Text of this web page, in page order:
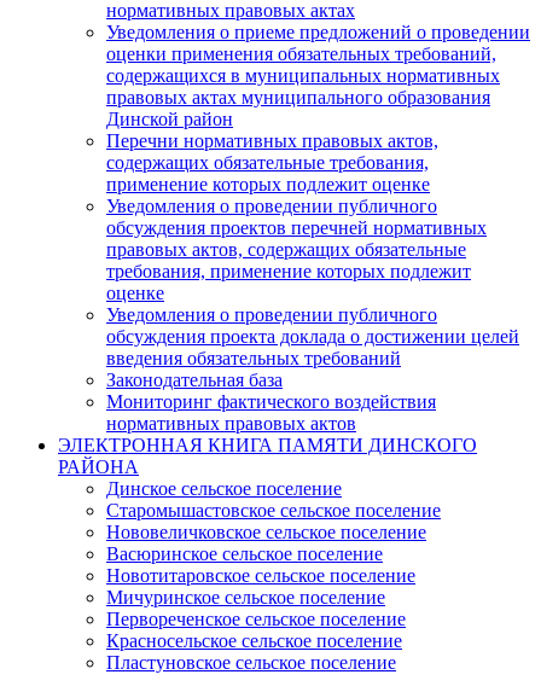
нормативных правовых актах
Уведомления о приеме предложений о проведении
оценки применения обязательных требований,
содержащихся в муниципальных нормативных
правовых актах муниципального образования
Динской район
Перечни нормативных правовых актов,
содержащих обязательные требования,
применение которых подлежит оценке
Уведомления о проведении публичного
обсуждения проектов перечней нормативных
правовых актов, содержащих обязательные
требования, применение которых подлежит
оценке
Уведомления о проведении публичного
обсуждения проекта доклада о достижении целей
введения обязательных требований
Законодательная база
Мониторинг фактического воздействия
нормативных правовых актов
ЭЛЕКТРОННАЯ КНИГА ПАМЯТИ ДИНСКОГО
РАЙОНА
Динское сельское поселение
Старомышастовское сельское поселение
Нововеличковское сельское поселение
Васюринское сельское поселение
Новотитаровское сельское поселение
Мичуринское сельское поселение
Первореченское сельское поселение
Красносельское сельское поселение
Пластуновское сельское поселение